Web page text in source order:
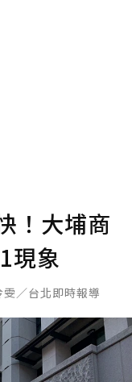
！大埔商
現象
／台北即時報導